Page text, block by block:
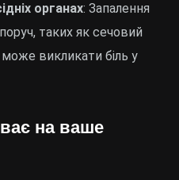
органах: Запалення
таких як сечовий
може викликати біль у
на ваше